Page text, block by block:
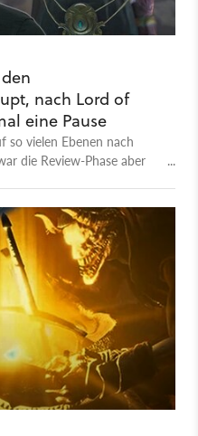
nach Lord of
eine Pause
vielen Ebenen nach
die Review-Phase aber